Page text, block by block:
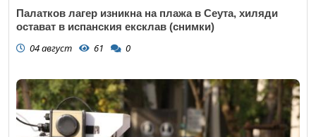
Палатков лагер изникна на плажа в Сеута, хиляди
остават в испанския ексклав (снимки)
04 август 61 0